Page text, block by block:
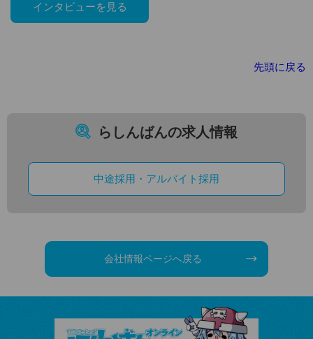
インタビューを見る
先頭に戻る
らしんばんの求人情報
中途採用・アルバイト採用
会社情報ページへ戻る